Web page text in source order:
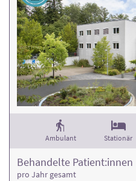
Ambulant Stationär
Behandelte Patient:innen
pro Jahr gesamt